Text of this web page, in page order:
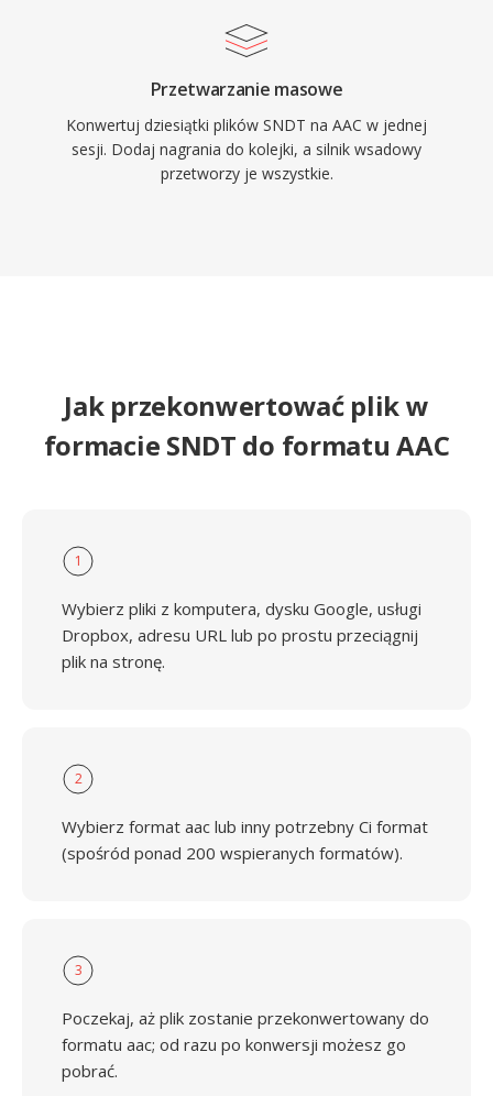
Przetwarzanie masowe
Konwertuj dziesiątki plików SNDT na AAC w jednej
sesji. Dodaj nagrania do kolejki, a silnik wsadowy
przetworzy je wszystkie.
Jak przekonwertować plik w
formacie SNDT do formatu AAC
1
Wybierz pliki z komputera, dysku Google, usługi
Dropbox, adresu URL lub po prostu przeciągnij
plik na stronę.
2
Wybierz format aac lub inny potrzebny Ci format
(spośród ponad 200 wspieranych formatów).
3
Poczekaj, aż plik zostanie przekonwertowany do
formatu aac; od razu po konwersji możesz go
pobrać.